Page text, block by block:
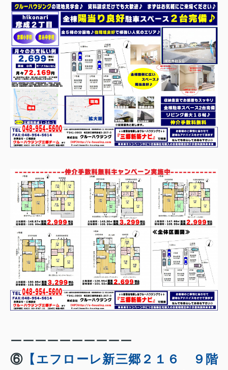
ーーーーーーーーーー
⑥ 【エフローレ新三郷２１６ ９階